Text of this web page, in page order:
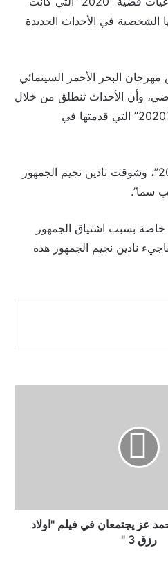
الشخصية في الأحداث الجديدة
البحر الأحمر السينمائي
وأن الأحداث تنطلق من خلال
علاقة “سما” مع ابنتها، والأحداث التي مرت بها خلال أربع سنوات من انتهاء قضية “2020” التي قدمتها في
وانطلقت النجمة اللبنانية نادين نجيم في تصوير أولى مشاهد مسلسلها الجديد “2024”، وشوقت نادين نجيم الجمهور
سما”.
بسبب اشتياق الجمهور
“سما” التي قدمتها نادين نجيم في مسلسلها “2020”، وتفاجيء نادين نجيم الجمهور هذه
عز يجتمعان في فيلم "اولاد
رزق 3 "